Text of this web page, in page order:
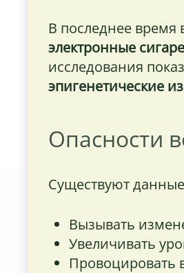
В последнее
электронные
исследования
эпигенетические
Опасности
Существуют
Вызывать
Увеличивать
Провоцировать